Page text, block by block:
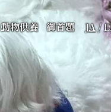
物供養 御首題 JA/